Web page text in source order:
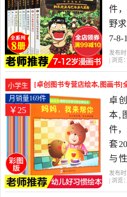
性
书
件
野
7-
炳
生
书
店
性
书
发布时
| 浏览：
小学生
[卓创图书专营店绘本,图画书]
管理与性格培养月销量169件
￥25
月销量169件
卓
本,
件
套
与
宝
发布时
| 浏览：